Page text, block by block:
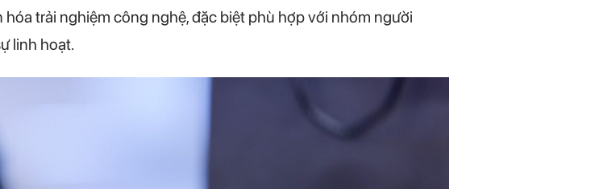
trải nghiệm công nghệ, đặc biệt phù hợp với nhóm người
linh hoạt.